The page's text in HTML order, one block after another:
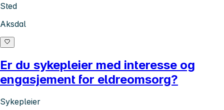
Sted
Aksdal
Er du sykepleier med interesse og
engasjement for eldreomsorg?
Sykepleier